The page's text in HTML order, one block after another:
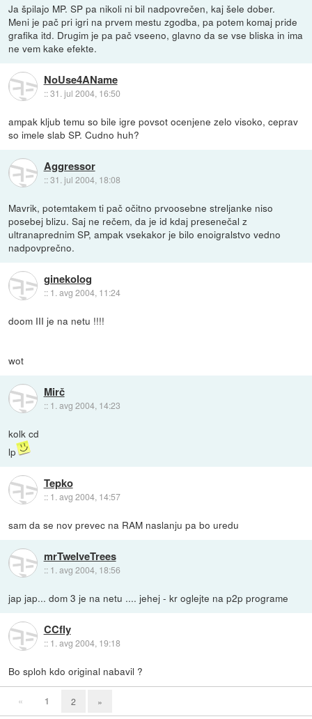
Ja špilajo MP. SP pa nikoli ni bil nadpovrečen, kaj šele dober.
Meni je pač pri igri na prvem mestu zgodba, pa potem komaj pride
grafika itd. Drugim je pa pač vseeno, glavno da se vse bliska in ima
ne vem kake efekte.
NoUse4AName
::31. jul 2004, 16:50
ampak kljub temu so bile igre povsot ocenjene zelo visoko, ceprav
so imele slab SP. Cudno huh?
Aggressor
::31. jul 2004, 18:08
Mavrik, potemtakem ti pač očitno prvoosebne streljanke niso
posebej blizu. Saj ne rečem, da je id kdaj presenečal z
ultranaprednim SP, ampak vsekakor je bilo enoigralstvo vedno
nadpovprečno.
ginekolog
:: 1. avg 2004, 11:24
doom III je na netu !!!!
wot
Mirč
:: 1. avg 2004, 14:23
kolk cd
lp
Tepko
:: 1. avg 2004, 14:57
sam da se nov prevec na RAM naslanju pa bo uredu
mrTwelveTrees
:: 1. avg 2004, 18:56
jap jap... dom 3 je na netu .... jehej - kr oglejte na p2p programe
CCfly
:: 1. avg 2004, 19:18
Bo sploh kdo original nabavil ?
« 1 2 »